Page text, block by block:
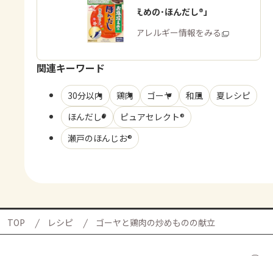
「お塩控えめの･ほんだし®」
商品・アレルギー情報をみる
関連キーワード
30分以内 鶏肉 ゴーヤ 和風
夏レシピ
ほんだし®
ピュアセレクト®
瀬戸のほんじお®
TOP レシピ ゴーヤと鶏肉の炒めものの献立